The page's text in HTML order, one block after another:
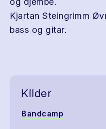
Kjartan Steingrimm
bass og gitar.
Kilder
Bandcamp